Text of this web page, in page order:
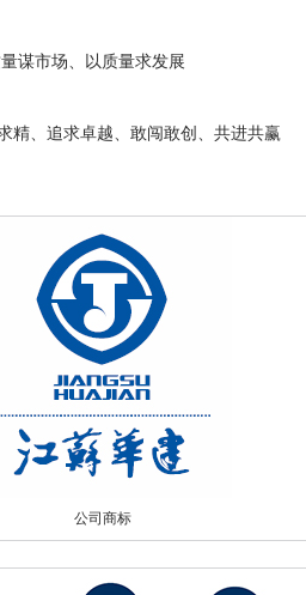
谋市场、以质量求发展
精、追求卓越、敢闯敢创、共进共赢
公司商标